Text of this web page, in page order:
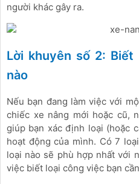
người khác gây ra.
Lời khuyên số 2:
nào
Nếu bạn đang làm việc với
chiếc xe nâng mới hoặc cũ,
giúp bạn xác định loại (hoặc
hoạt động của mình. Có 7
loại nào sẽ phù hợp nhất với
việc biết loại công việc bạn